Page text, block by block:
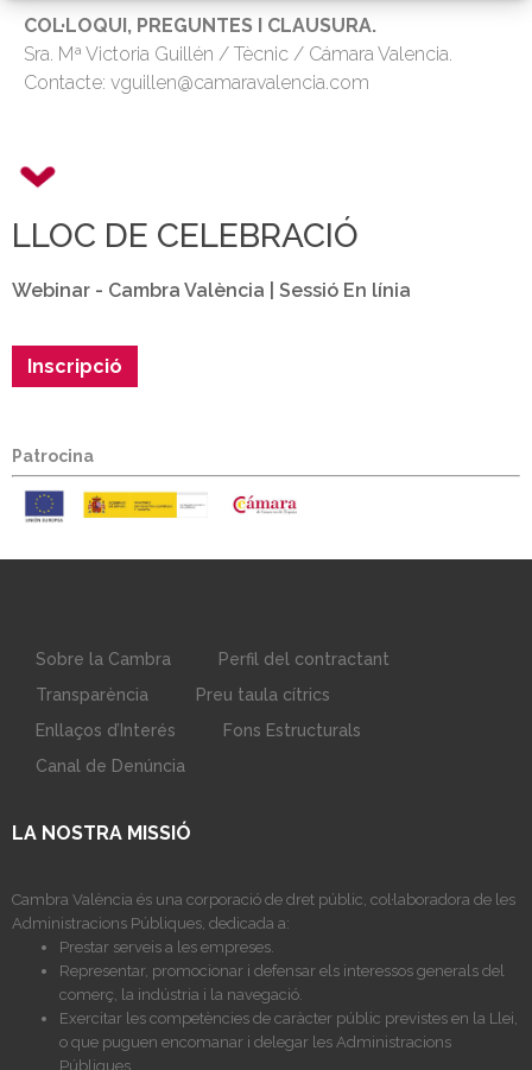
COL·LOQUI, PREGUNTES I CLAUSURA.
Sra. Mª Victoria Guillén / Tècnic / Cámara Valencia.
Contacte: vguillen@camaravalencia.com
LLOC DE CELEBRACIÓ
Webinar - Cambra València | Sessió En línia
Inscripció
Patrocina
Sobre la Cambra
Perfil del contractant
Transparència
Preu taula cítrics
Enllaços d’Interés
Fons Estructurals
Canal de Denúncia
LA NOSTRA MISSIÓ
Cambra València és una corporació de dret públic, col·laboradora de les
Administracions Públiques, dedicada a:
Prestar serveis a les empreses.
Representar, promocionar i defensar els interessos generals del
comerç, la indústria i la navegació.
Exercitar les competències de caràcter públic previstes en la Llei,
o que puguen encomanar i delegar les Administracions
Públiques.